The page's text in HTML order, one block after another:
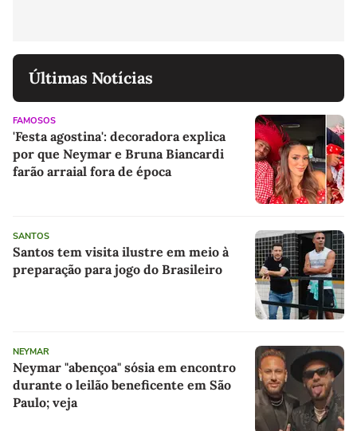
Últimas Notícias
FAMOSOS
'Festa agostina': decoradora explica
por que Neymar e Bruna Biancardi
farão arraial fora de época
SANTOS
Santos tem visita ilustre em meio à
preparação para jogo do Brasileiro
NEYMAR
Neymar "abençoa" sósia em encontro
durante o leilão beneficente em São
Paulo; veja